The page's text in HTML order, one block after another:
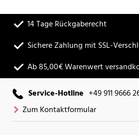
14 Tage Rückgaberecht
Sichere Zahlung mit SSL-
Ab 85,00€ Warenwert
Service-Hotline +49 911 9666
Zum Kontaktformular